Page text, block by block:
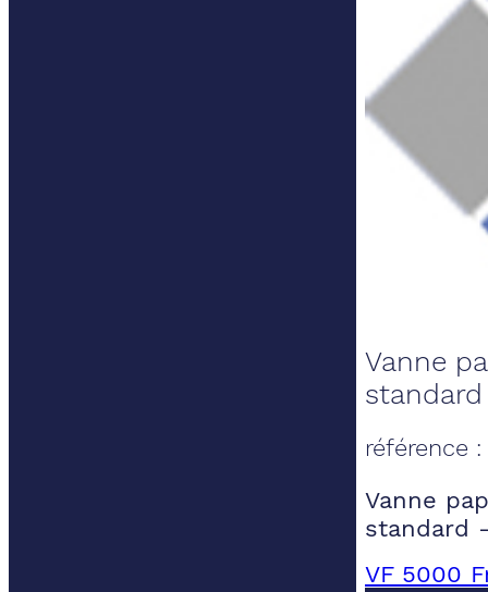
Vanne
référence
Vanne
standard
VF 5000